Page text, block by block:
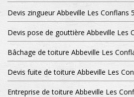
Devis zingueur Abbeville Les Conflans
Devis pose de gouttière Abbeville Les
Bâchage de toiture Abbeville Les
Devis fuite de toiture Abbeville Les
Entreprise de toiture Abbeville Les